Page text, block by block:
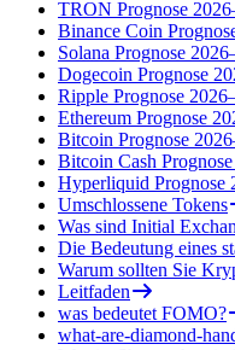
TRON Prognose
Binance Coin
Solana Prognose
Dogecoin Prognose
Ripple Prognose
Ethereum Prognose
Bitcoin Prognose
Bitcoin Cash
Hyperliquid Prognose
Umschlossene Tokens
Was sind Initial
Die Bedeutung eines
Warum sollten Sie
Leitfaden
was bedeutet FOMO?
what-are-diamond-